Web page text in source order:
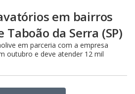
em bairros
da Serra (SP)
em parceria com a empresa
outubro e deve atender 12 mil